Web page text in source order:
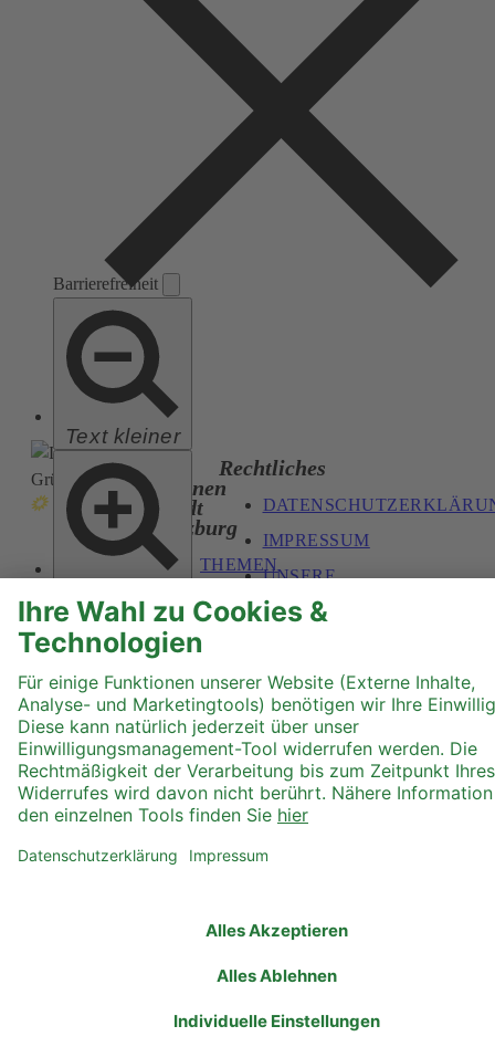
Barrierefreiheit
Text kleiner
Hoher Kontrast
Grünen
Stadt
Salzburg
THEMEN
ORGANISATION
MITMACHEN
Rechtliches
IMPRESSUM
UNSERE